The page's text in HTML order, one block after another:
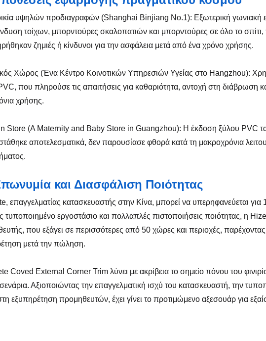
υψηλών προδιαγραφών (Shanghai Binjiang No.1): Εξωτερική γωνιακή
τοίχων, μπορντούρες σκαλοπατιών και μπορντούρες σε όλο το σπίτι,
ζημιές ή κίνδυνοι για την ασφάλεια μετά από ένα χρόνο χρήσης.
Χώρος (Ένα Κέντρο Κοινοτικών Υπηρεσιών Υγείας στο Hangzhou):
που πληρούσε τις απαιτήσεις για καθαριότητα, αντοχή στη διάβρωση
χρήσης.
Store (A Maternity and Baby Store in Guangzhou): Η έκδοση ξύλου PVC
αποτελεσματικά, δεν παρουσίασε φθορά κατά τη μακροχρόνια
και Διασφάλιση Ποιότητας
επαγγελματίας κατασκευαστής στην Κίνα, μπορεί να υπερηφανεύεται
τυποποιημένο εργοστάσιο και πολλαπλές πιστοποιήσεις ποιότητας, η
που εξάγει σε περισσότερες από 50 χώρες και περιοχές,
μετά την πώληση.
Coved External Corner Trim λύνει με ακρίβεια το σημείο πόνου του
Αξιοποιώντας την επαγγελματική ισχύ του κατασκευαστή, την
εξυπηρέτηση προμηθευτών, έχει γίνει το προτιμώμενο αξεσουάρ για